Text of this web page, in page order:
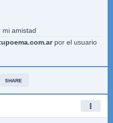
amistad
por el usuario
SHARE